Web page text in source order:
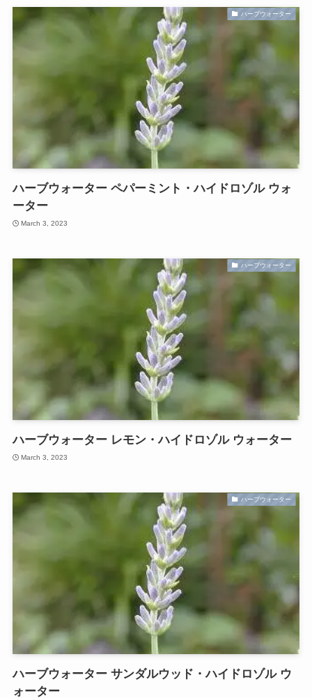
ハーブウォーター
ハーブウォーター ペパーミント・ハイドロゾル ウォ
ーター
March 3, 2023
ハーブウォーター
ハーブウォーター レモン・ハイドロゾル ウォーター
March 3, 2023
ハーブウォーター
ハーブウォーター サンダルウッド・ハイドロゾル ウ
ォーター